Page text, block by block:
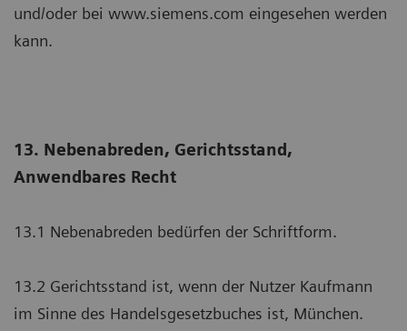
und/oder bei www.siemens.com eingesehen werden
kann.
13. Nebenabreden, Gerichtsstand,
Anwendbares Recht
13.1 Nebenabreden bedürfen der Schriftform.
13.2 Gerichtsstand ist, wenn der Nutzer Kaufmann
im Sinne des Handelsgesetzbuches ist, München.